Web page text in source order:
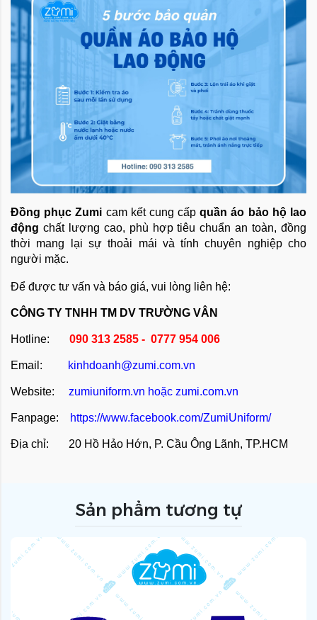
Đồng phục Zumi cam kết cung cấpquần áo bảo hộ lao
động chất lượng cao, phù hợp tiêu chuẩn an toàn, đồng
thời mang lại sự thoải mái và tính chuyên nghiệp cho
người mặc.
Để được tư vấn và báo giá, vui lòng liên hệ:
CÔNG TY TNHH TM DV TRƯỜNG VÂN
Hotline: 090 313 2585 - 0777 954 006
Email: kinhdoanh@zumi.com.vn
Website: zumiuniform.vn hoặc zumi.com.vn
Fanpage: https://www.facebook.com/ZumiUniform/
Địa chỉ: 20 Hồ Hảo Hớn, P. Cầu Ông Lãnh, TP.HCM
Sản phẩm tương tự